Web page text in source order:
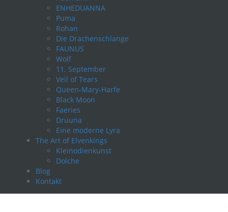
ENHEDUANNA
Puma
Rohan
Die Drachenschlange
FAUNUS
Wolf
11. September
Veil of Tears
Queen-Mary-Harfe
Black Moon
Faeries
Druuna
Eine moderne Lyra
The Art of Elvenkings
Kleinodienkunst
Dolche
Blog
Kontakt